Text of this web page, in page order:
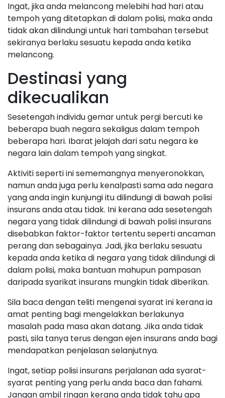
Ingat, jika anda melancong melebihi had hari atau
tempoh yang ditetapkan di dalam polisi, maka anda
tidak akan dilindungi untuk hari tambahan tersebut
sekiranya berlaku sesuatu kepada anda ketika
melancong.
Destinasi yang
dikecualikan
Sesetengah individu gemar untuk pergi bercuti ke
beberapa buah negara sekaligus dalam tempoh
beberapa hari. Ibarat jelajah dari satu negara ke
negara lain dalam tempoh yang singkat.
Aktiviti seperti ini sememangnya menyeronokkan,
namun anda juga perlu kenalpasti sama ada negara
yang anda ingin kunjungi itu dilindungi di bawah polisi
insurans anda atau tidak. Ini kerana ada sesetengah
negara yang tidak dilindungi di bawah polisi insurans
disebabkan faktor-faktor tertentu seperti ancaman
perang dan sebagainya. Jadi, jika berlaku sesuatu
kepada anda ketika di negara yang tidak dilindungi di
dalam polisi, maka bantuan mahupun pampasan
daripada syarikat insurans mungkin tidak diberikan.
Sila baca dengan teliti mengenai syarat ini kerana ia
amat penting bagi mengelakkan berlakunya
masalah pada masa akan datang. Jika anda tidak
pasti, sila tanya terus dengan ejen insurans anda bagi
mendapatkan penjelasan selanjutnya.
Ingat, setiap polisi insurans perjalanan ada syarat-
syarat penting yang perlu anda baca dan fahami.
Jangan ambil ringan kerana anda tidak tahu apa